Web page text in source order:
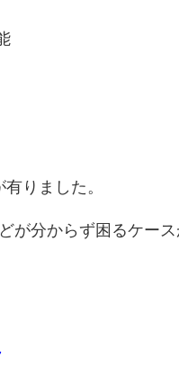
りました。
分からず困るケース